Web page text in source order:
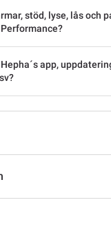
stöd, lyse, lås och
app,